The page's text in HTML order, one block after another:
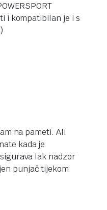
i kompatibilan je i s
na pameti. Ali
kada je
lak nadzor
punjač tijekom